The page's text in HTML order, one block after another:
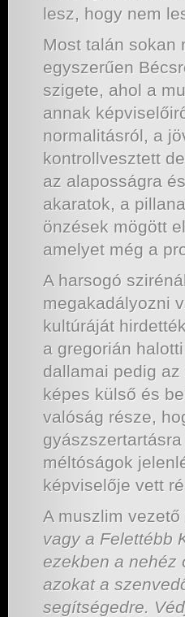
lesz, hogy nem
Most talán sokan
egyszerűen
szigete, ahol a
annak
normalitásról, a
kontrollvesztett
az alaposságra
akaratok, a
önzések mögött
amelyet még a
A harsogó
megakadályozni
kultúráját
a gregorián
dallamai pedig
képes külső és
valóság része,
méltóságok
képviselője vett
A muszlim vezető
vagy a Felettébb
ezekben a nehéz
azokat a
segítségedre.